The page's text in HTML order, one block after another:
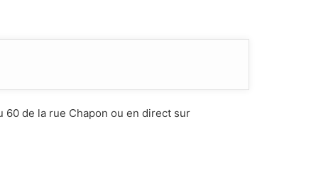
60 de la rue Chapon ou en direct sur